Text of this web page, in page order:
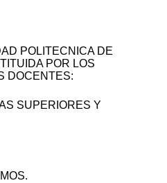
POLITECNICA DE
POR LOS
DOCENTES:
SUPERIORES Y